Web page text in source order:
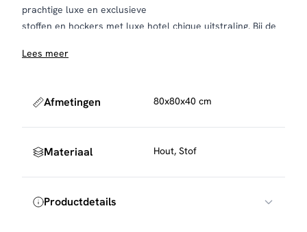
prachtige luxe en exclusieve
stoffen en hockers met luxe hotel chique uitstraling. Bij de
dienbladen afneembaar.
Lees meer
Afmetingen 80x80x40 cm
Materiaal Hout, Stof
Productdetails